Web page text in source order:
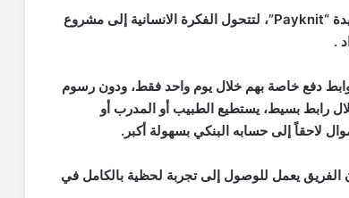
“Payknit”
، لتتحول الفكرة الانسانية إلى مشروع
.
دفع خاصة بهم خلال يوم واحد فقط، ودون رسوم
رابط بسيط، يستطيع الطبيب أو المدرب أو
لاحقاً إلى حسابه البنكي بسهولة أكبر .
الفريق يعمل للوصول إلى تجربة لحظية بالكامل في